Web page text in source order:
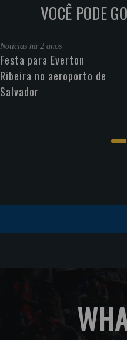
VOCÊ PODE
Noticias há 2 anos
Festa para Everton
Ribeira no aeroporto de
Salvador